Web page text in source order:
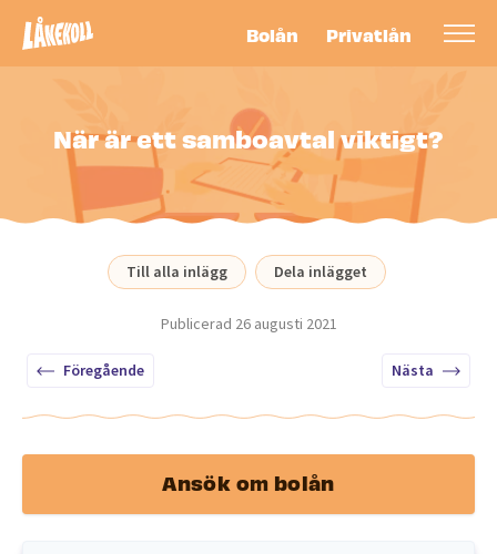
Bolån Privatlån
När är ett samboavtal viktigt?
Till alla inlägg Dela inlägget
Publicerad 26 augusti 2021
Föregående Nästa
Ansök om bolån